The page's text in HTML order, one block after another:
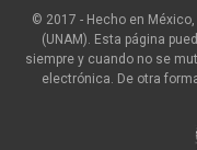
© 2017 - Hecho en
(UNAM). Esta página
siempre y cuando no se
electrónica. De otra